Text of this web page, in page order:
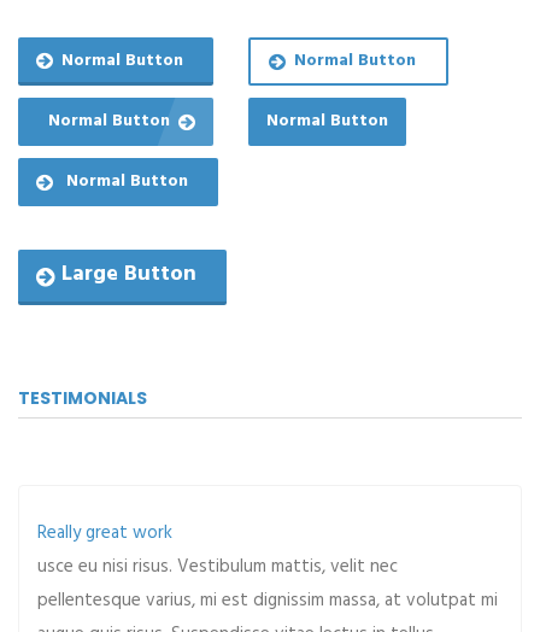
Normal Button Normal Button
Normal Button Normal Button
Normal Button
Large Button
TESTIMONIALS
Really great work
usce eu nisi risus. Vestibulum mattis, velit nec
pellentesque varius, mi est dignissim massa, at volutpat mi